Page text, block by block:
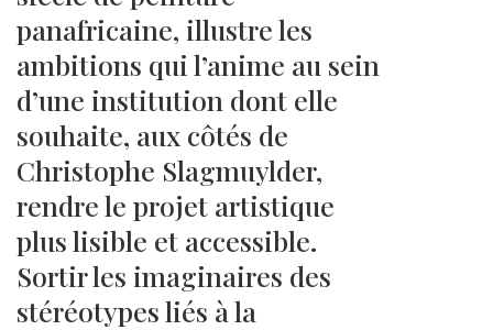
panafricaine, illustre les
ambitions qui l’anime au sein
d’une institution dont elle
souhaite, aux côtés de
Christophe Slagmuylder,
rendre le projet artistique
plus lisible et accessible.
Sortir les imaginaires des
stéréotypes liés à la